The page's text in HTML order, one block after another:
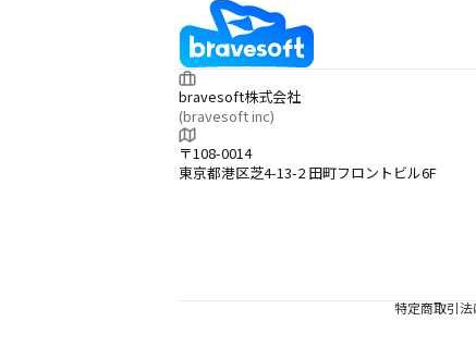
bravesoft株式会社
(bravesoft inc)
〒108-0014
東京都港区芝4-13-2 田町フロントビル6F
特定商取引